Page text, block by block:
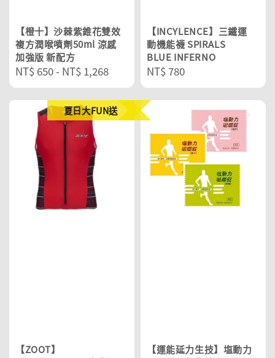
【橙十】沙棘紫錐花雙效
複方潤喉噴劑50ml 涼感
加強版 新配方
Regular
price
NT$ 650- NT$ 1,268
【INCYLENCE】三鐵運
動機能襪 SPIRALS
BLUE INFERNO
Regular
price
NT$ 780
夏日大FUN送
【ZOOT】
【運能延力生技】塩動力